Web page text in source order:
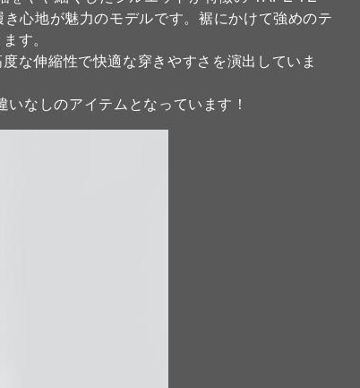
心地が魅力のモデルです。裾にかけて強めのテ
す。
な伸縮性で快適な穿きやすさを演出していま
なしのアイテムとなっています！